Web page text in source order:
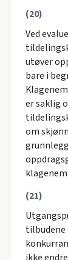
(20)
Ved
utøver
bare i
er saklig
om
(21)